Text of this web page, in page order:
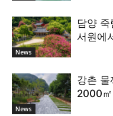
News
담양
서원에
News
강촌 물
2000